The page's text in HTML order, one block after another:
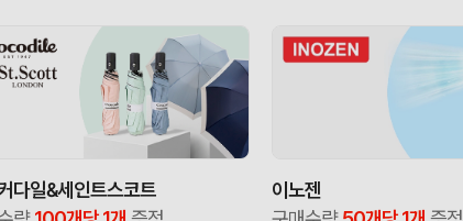
다일&세인트스코트
이노젠